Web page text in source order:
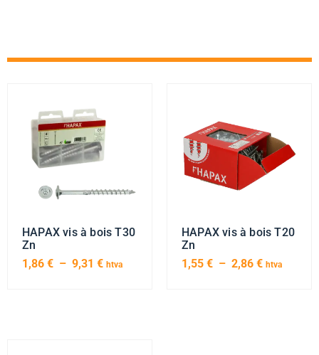
HAPAX vis à bois T30
Zn
1,86 € – 9,31 € htva
HAPAX vis à bois T20
Zn
1,55 € – 2,86 € htva